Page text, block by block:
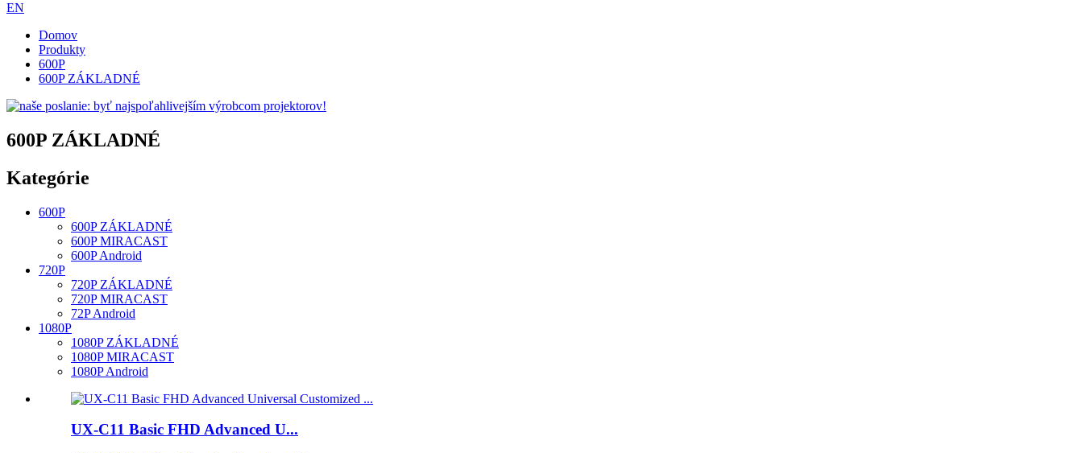
EN
Domov
Produkty
600P
600P ZÁKLADNÉ
600P ZÁKLADNÉ
Kategórie
600P
600P ZÁKLADNÉ
600P MIRACAST
600P Android
720P
720P ZÁKLADNÉ
720P MIRACAST
72P Android
1080P
1080P ZÁKLADNÉ
1080P MIRACAST
1080P Android
UX-C11 Basic FHD Advanced U...